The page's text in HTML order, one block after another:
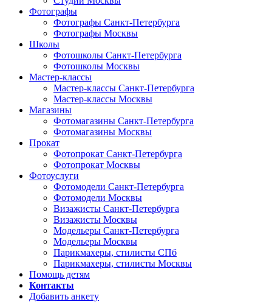
Фотографы
Фотографы Санкт-Петербурга
Фотографы Москвы
Школы
Фотошколы Санкт-Петербурга
Фотошколы Москвы
Мастер-классы
Мастер-классы Санкт-Петербурга
Мастер-классы Москвы
Магазины
Фотомагазины Санкт-Петербурга
Фотомагазины Москвы
Прокат
Фотопрокат Санкт-Петербурга
Фотопрокат Москвы
Фотоуслуги
Фотомодели Санкт-Петербурга
Фотомодели Москвы
Визажисты Санкт-Петербурга
Визажисты Москвы
Модельеры Санкт-Петербурга
Модельеры Москвы
Парикмахеры, стилисты СПб
Парикмахеры, стилисты Москвы
Помощь детям
Контакты
Добавить анкету